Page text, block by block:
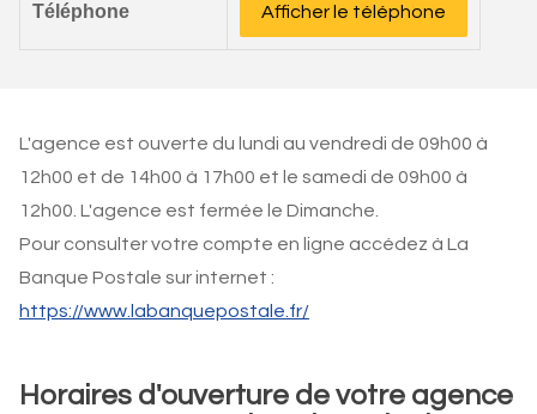
Téléphone Afficher le téléphone
L'agence est ouverte du lundi au vendredi de 09h00 à
12h00 et de 14h00 à 17h00 et le samedi de 09h00 à
12h00. L'agence est fermée le Dimanche.
Pour consulter votre compte en ligne accédez à La
Banque Postale sur internet :
https://www.labanquepostale.fr/
Horaires d'ouverture de votre agence